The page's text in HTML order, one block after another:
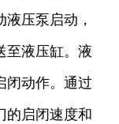
压泵启动，
至液压缸。液
闭动作。通过
的启闭速度和